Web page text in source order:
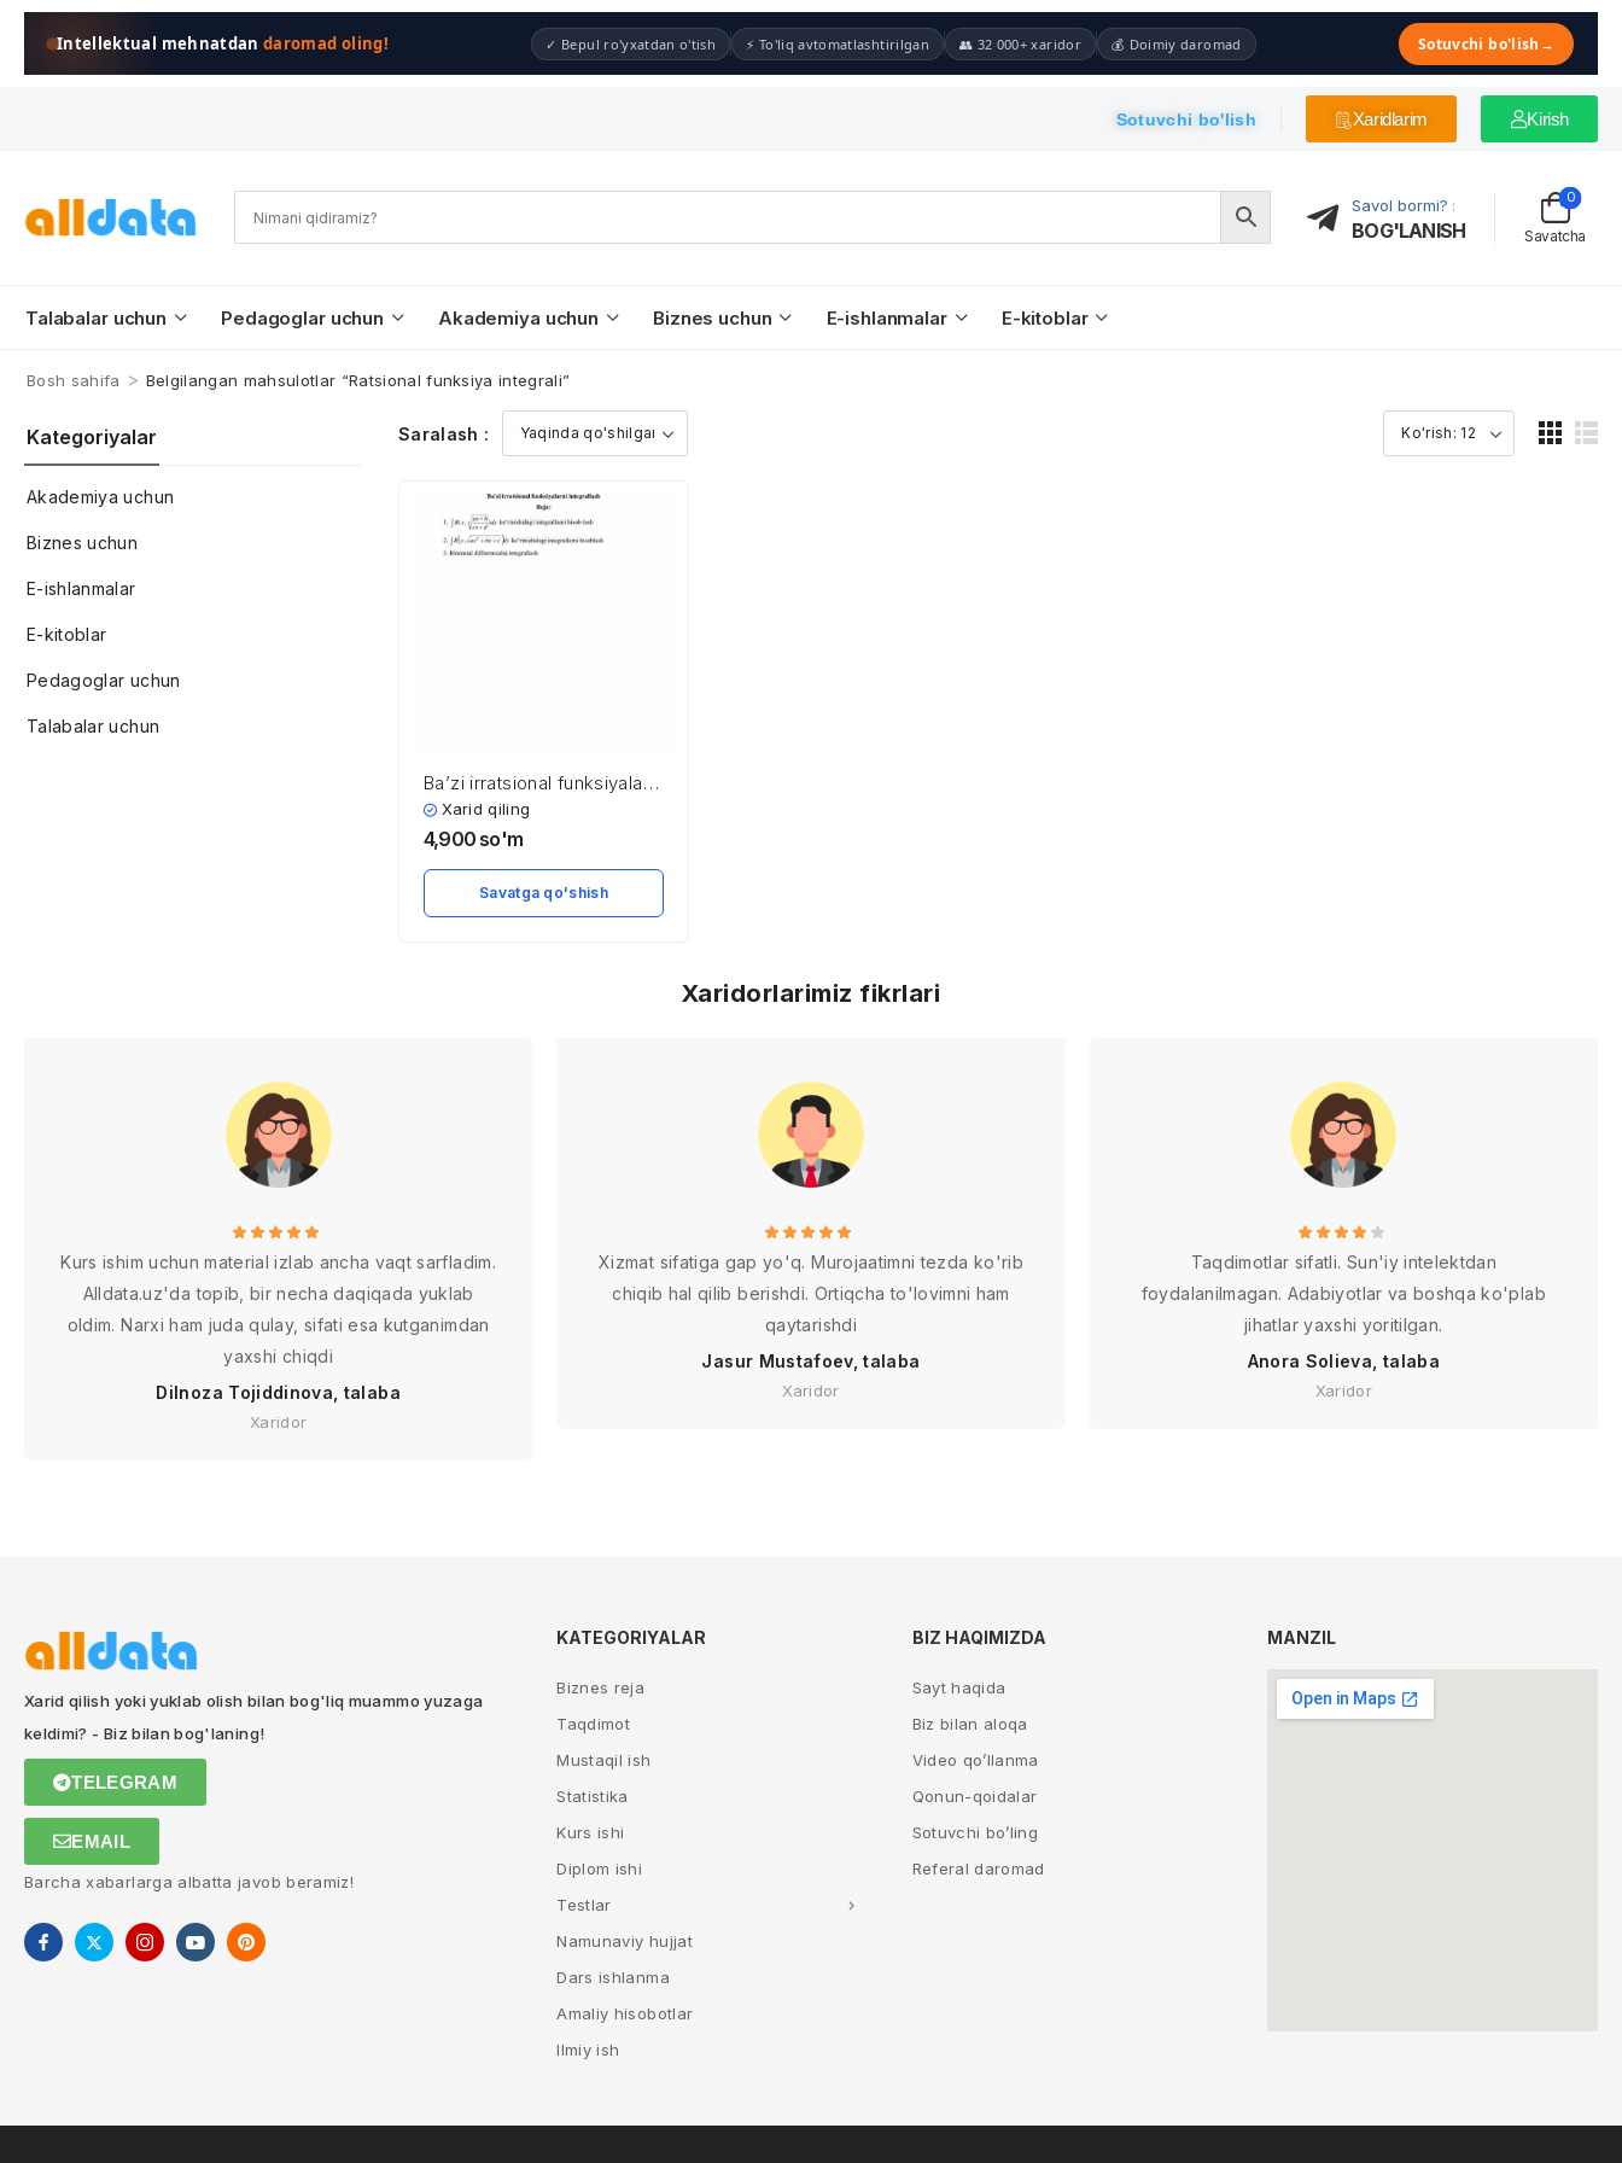
Intellektual mehnatdandaromad oling! ✓ Bepul ro'yxatdan o'tish ⚡ To'liq avtomatlashtirilgan 👥 32 000+ xaridor 💰 Doimiy daromad Sotuvchi bo'lish →
Sotuvchi bo'lish Xaridlarim Kirish
Savol bormi? :
BOG'LANISH Savatcha
0
Talabalar uchun Pedagoglar uchun Akademiya uchun Biznes uchun E-ishlanmalar E-kitoblar
Bosh sahifa > Belgilangan mahsulotlar “Ratsional funksiya integrali”
Kategoriyalar
Akademiya uchun
Biznes uchun
E-ishlanmalar
E-kitoblar
Pedagoglar uchun
Talabalar uchun
Saralash :
Ba’zi irratsional funksiyalarni
integrallash
Xarid qiling
4,900 so'm
Savatga qo'shish
Xaridorlarimiz fikrlari
Kurs ishim uchun material izlab ancha vaqt sarfladim.
Alldata.uz'da topib, bir necha daqiqada yuklab
oldim. Narxi ham juda qulay, sifati esa kutganimdan
yaxshi chiqdi
Dilnoza Tojiddinova, talaba
Xaridor
Xizmat sifatiga gap yo'q. Murojaatimni tezda ko'rib
chiqib hal qilib berishdi. Ortiqcha to'lovimni ham
qaytarishdi
Jasur Mustafoev, talaba
Xaridor
Taqdimotlar sifatli. Sun'iy intelektdan
foydalanilmagan. Adabiyotlar va boshqa ko'plab
jihatlar yaxshi yoritilgan.
Anora Solieva, talaba
Xaridor
Xarid qilish yoki yuklab olish bilan bog'liq muammo yuzaga
keldimi? - Biz bilan bog'laning!
TELEGRAM
EMAIL
Barcha xabarlarga albatta javob beramiz!
KATEGORIYALAR
Biznes reja
Taqdimot
Mustaqil ish
Statistika
Kurs ishi
Diplom ishi
Testlar
Namunaviy hujjat
Dars ishlanma
Amaliy hisobotlar
Ilmiy ish
BIZ HAQIMIZDA
Sayt haqida
Biz bilan aloqa
Video qo’llanma
Qonun-qoidalar
Sotuvchi bo’ling
Referal daromad
MANZIL